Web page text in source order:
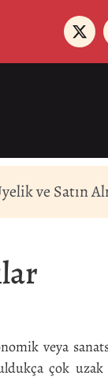
ve Satın
veya
çok